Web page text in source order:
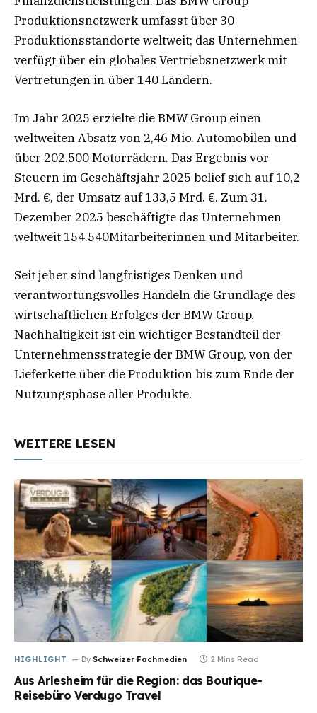
Produktionsnetzwerk umfasst über 30
Produktionsstandorte weltweit; das Unternehmen
verfügt über ein globales Vertriebsnetzwerk mit
Vertretungen in über 140 Ländern.
Im Jahr 2025 erzielte die BMW Group einen
weltweiten Absatz von 2,46 Mio. Automobilen und
über 202.500 Motorrädern. Das Ergebnis vor
Steuern im Geschäftsjahr 2025 belief sich auf 10,2
Mrd. €, der Umsatz auf 133,5 Mrd. €. Zum 31.
Dezember 2025 beschäftigte das Unternehmen
weltweit 154.540Mitarbeiterinnen und Mitarbeiter.
Seit jeher sind langfristiges Denken und
verantwortungsvolles Handeln die Grundlage des
wirtschaftlichen Erfolges der BMW Group.
Nachhaltigkeit ist ein wichtiger Bestandteil der
Unternehmensstrategie der BMW Group, von der
Lieferkette über die Produktion bis zum Ende der
Nutzungsphase aller Produkte.
WEITERE LESEN
HIGHLIGHT By Schweizer Fachmedien 2 Mins Read
Aus Arlesheim für die Region: das Boutique-
Reisebüro Verdugo Travel